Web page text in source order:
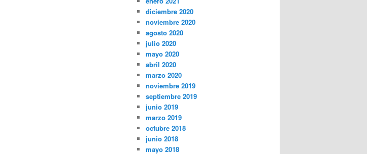
diciembre 2020
noviembre 2020
agosto 2020
julio 2020
mayo 2020
abril 2020
marzo 2020
noviembre 2019
septiembre 2019
junio 2019
marzo 2019
octubre 2018
junio 2018
mayo 2018